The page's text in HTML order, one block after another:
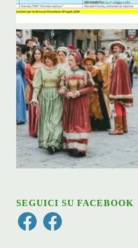
SEGUICI SU FACEBOOK
FacebookFacebook